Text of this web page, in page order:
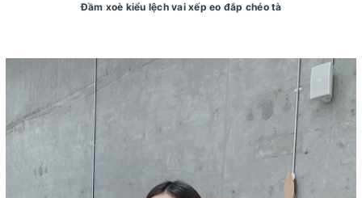
Đầm xoè kiểu lệch vai xếp eo đắp chéo tà